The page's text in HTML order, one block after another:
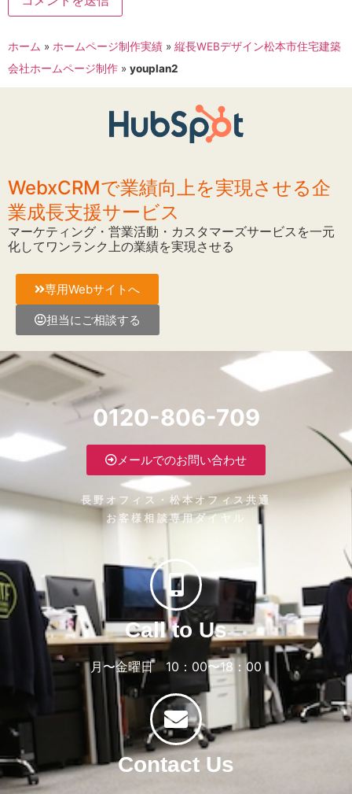
ホーム » ホームページ制作実績 » 縦長WEBデザイン松本市住宅建築
会社ホームページ制作 » youplan2
WebxCRMで業績向上を実現させる企
業成長支援サービス
マーケティング・営業活動・カスタマーズサービスを一元
化してワンランク上の業績を実現させる
専用Webサイトへ
担当にご相談する
0120-806-709
メールでのお問い合わせ
長野オフィス・松本オフィス共通
お客様相談専用ダイヤル
Call to Us
月〜金曜日 10：00〜18：00
Contact Us